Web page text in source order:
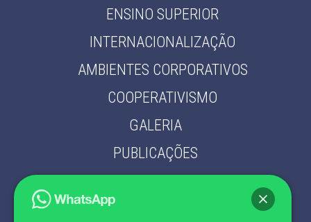
ENSINO SUPERIOR
INTERNACIONALIZAÇÃO
AMBIENTES CORPORATIVOS
COOPERATIVISMO
GALERIA
PUBLICAÇÕES
PARCEIROS